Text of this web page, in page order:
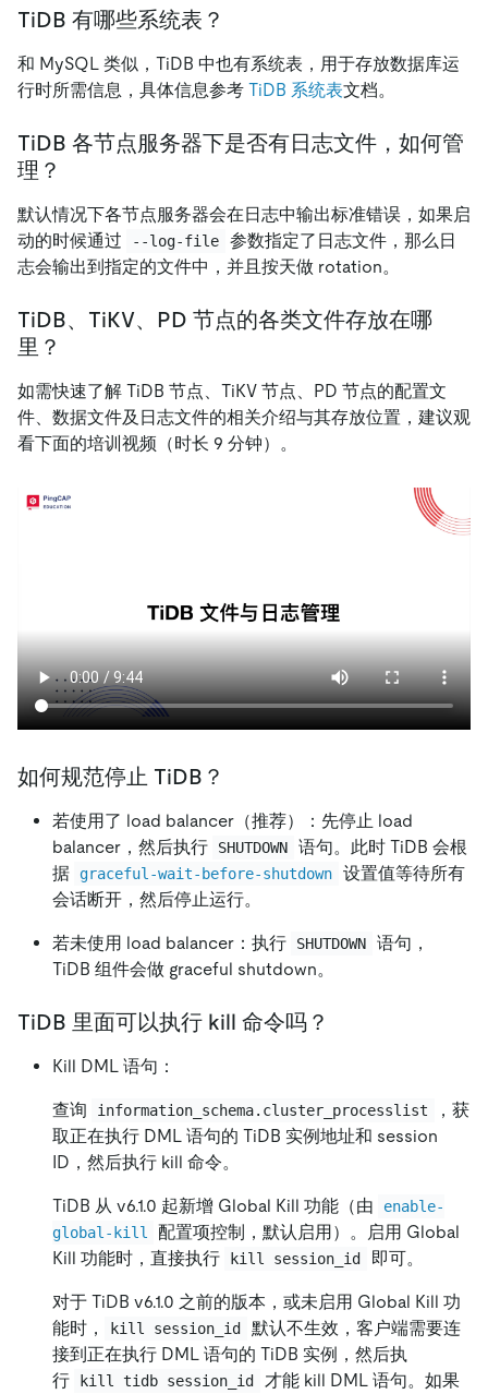
TiDB 有哪些系统表？
和 MySQL 类似，TiDB 中也有系统表，用于存放数据库运
行时所需信息，具体信息参考 TiDB 系统表文档。
TiDB 各节点服务器下是否有日志文件，如何管
理？
默认情况下各节点服务器会在日志中输出标准错误，如果启
动的时候通过
--log-file
参数指定了日志文件，那么日
志会输出到指定的文件中，并且按天做 rotation。
TiDB、TiKV、PD 节点的各类文件存放在哪
里？
如需快速了解 TiDB 节点、TiKV 节点、PD 节点的配置文
件、数据文件及日志文件的相关介绍与其存放位置，建议观
看下面的培训视频（时长 9 分钟）。
如何规范停止 TiDB？
若使用了 load balancer（推荐）：先停止 load
balancer，然后执行
SHUTDOWN
语句。此时 TiDB 会根
据
graceful-wait-before-shutdown
设置值等待所有
会话断开，然后停止运行。
若未使用 load balancer：执行 SHUTDOWN
语句，
TiDB 组件会做 graceful shutdown。
TiDB 里面可以执行 kill 命令吗？
Kill DML 语句：
查询 information_schema.cluster_processlist
，获
取正在执行 DML 语句的 TiDB 实例地址和 session
ID，然后执行 kill 命令。
TiDB 从 v6.1.0 起新增 Global Kill 功能（由
enable-
global-kill
配置项控制，默认启用）。启用 Global
Kill 功能时，直接执行
kill session_id 即可。
对于 TiDB v6.1.0 之前的版本，或未启用 Global Kill 功
能时，
kill session_id
默认不生效，客户端需要连
接到正在执行 DML 语句的 TiDB 实例，然后执
行
kill tidb session_id
才能 kill DML 语句。如果